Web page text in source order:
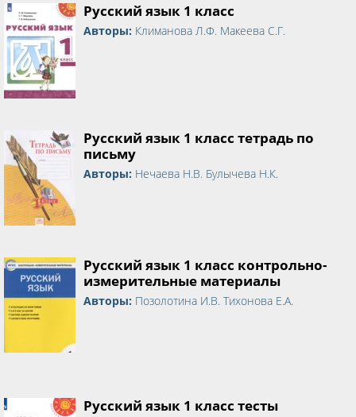
Русский язык 1 класс
Авторы: Климанова Л.Ф. Макеева С.Г.
Русский язык 1 класс тетрадь по
письму
Авторы: Нечаева Н.В. Булычева Н.К.
Русский язык 1 класс контрольно-
измерительные материалы
Авторы: Позолотина И.В. Тихонова Е.А.
Русский язык 1 класс тесты